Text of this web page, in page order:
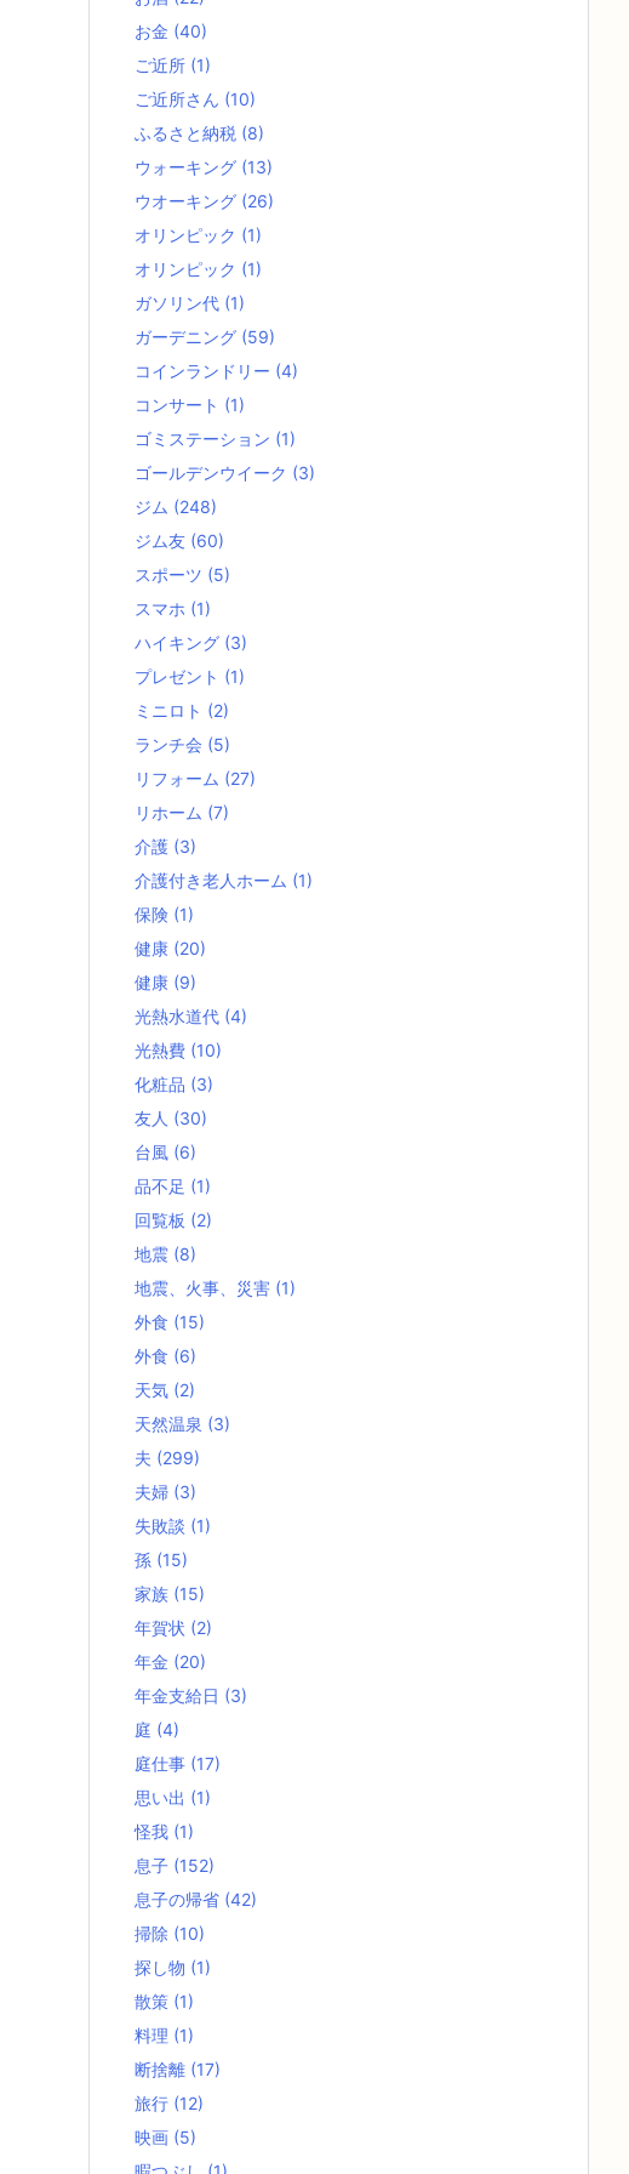
お金 (40)
ご近所 (1)
ご近所さん (10)
ふるさと納税 (8)
ウォーキング (13)
ウオーキング (26)
オリンピック (1)
オリンピック (1)
ガソリン代 (1)
ガーデニング (59)
コインランドリー (4)
コンサート (1)
ゴミステーション (1)
ゴールデンウイーク (3)
ジム (248)
ジム友 (60)
スポーツ (5)
スマホ (1)
ハイキング (3)
プレゼント (1)
ミニロト (2)
ランチ会 (5)
リフォーム (27)
リホーム (7)
介護 (3)
介護付き老人ホーム (1)
保険 (1)
健康 (20)
健康 (9)
光熱水道代 (4)
光熱費 (10)
化粧品 (3)
友人 (30)
台風 (6)
品不足 (1)
回覧板 (2)
地震 (8)
地震、火事、災害 (1)
外食 (15)
外食 (6)
天気 (2)
天然温泉 (3)
夫 (299)
夫婦 (3)
失敗談 (1)
孫 (15)
家族 (15)
年賀状 (2)
年金 (20)
年金支給日 (3)
庭 (4)
庭仕事 (17)
思い出 (1)
怪我 (1)
息子 (152)
息子の帰省 (42)
掃除 (10)
探し物 (1)
散策 (1)
料理 (1)
断捨離 (17)
旅行 (12)
映画 (5)